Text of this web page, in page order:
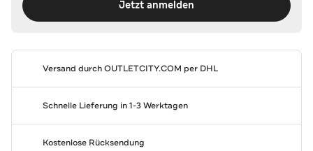
Jetzt anmelden
Versand durchOUTLETCITY.COM per DHL
Schnelle Lieferung in 1-3 Werktagen
Kostenlose Rücksendung